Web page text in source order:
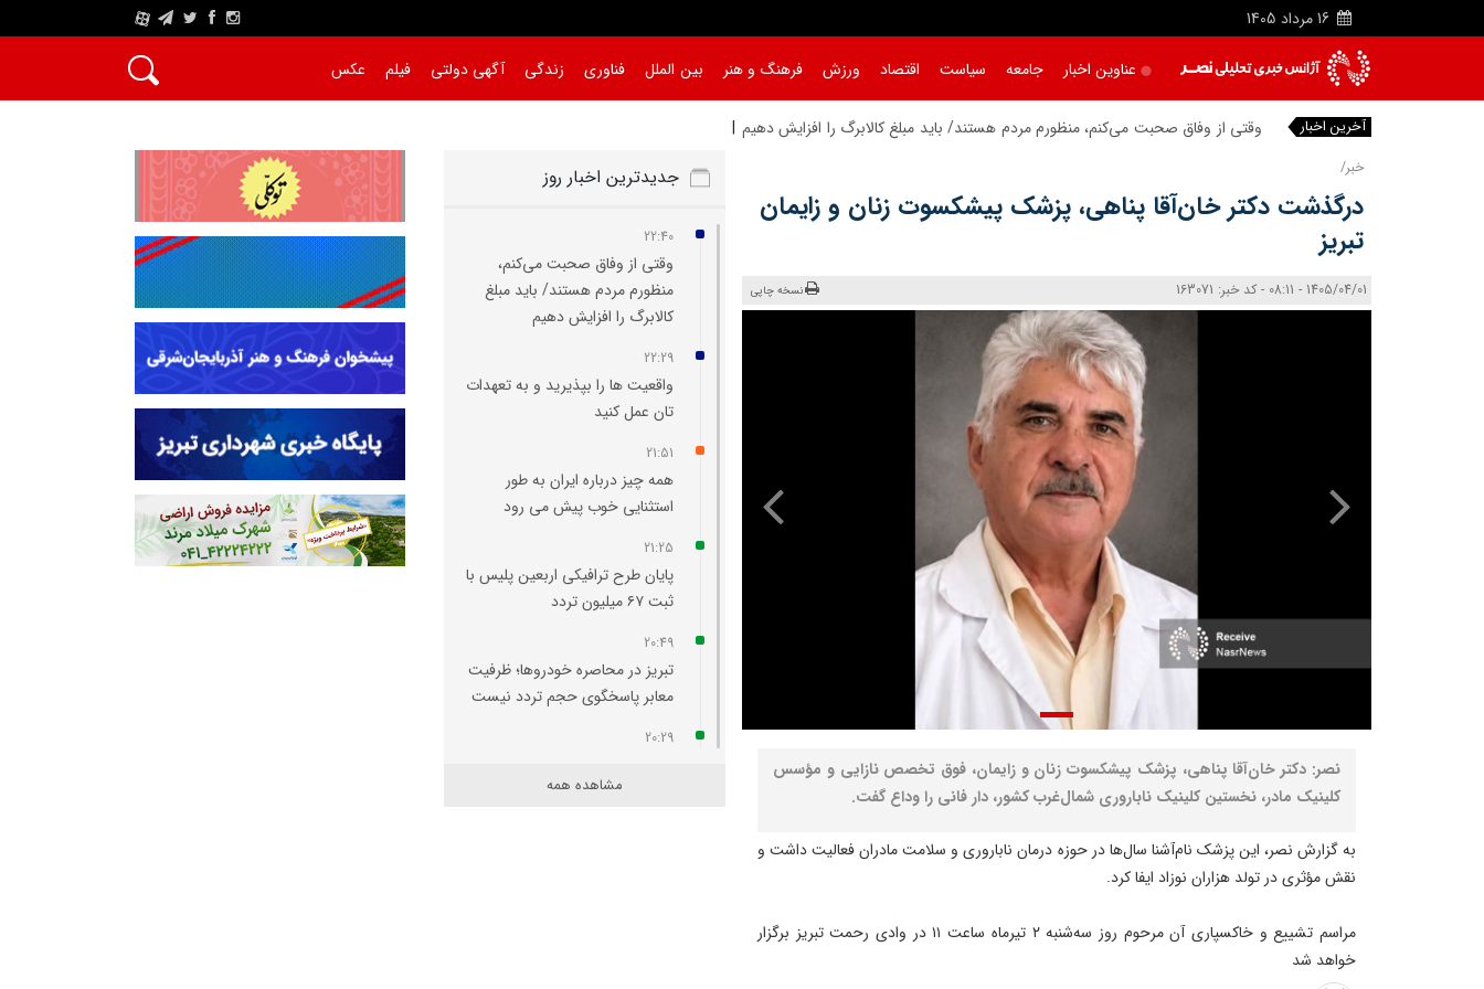
16 مرداد 1405
A
عناوین اخبار جامعه سیاست اقتصاد ورزش فرهنگ و هنر بین الملل فناوری زندگی آگهی دولتی فیلم عکس
آخرین اخبار وقتی از وفاق صحبت می‌کنم، منظورم مردم هستند/ باید مبلغ کالابرگ را افزایش دهی
خبر/
درگذشت دکتر خان‌آقا پناهی، پزشک پیشکسوت زنان و زایمان
تبریز
1405/04/01 - 08:11 - کد خبر: 163071 نسخه چاپی
نصر: دکتر خان‌آقا پناهی، پزشک پیشکسوت زنان و زایمان، فوق تخصص نازایی و مؤسس
کلینیک مادر، نخستین کلینیک ناباروری شمال‌غرب کشور، دار فانی را وداع گفت.
به گزارش نصر، این پزشک نام‌آشنا سال‌ها در حوزه درمان ناباروری و سلامت مادران فعالیت داشت و
نقش مؤثری در تولد هزاران نوزاد ایفا کرد.
مراسم تشییع و خاکسپاری آن مرحوم روز سه‌شنبه ۲ تیرماه ساعت ۱۱ در وادی رحمت تبریز برگزار
خواهد شد
جدیدترین اخبار روز
22:40
وقتی از وفاق صحبت می‌کنم،
منظورم مردم هستند/ باید مبلغ
کالابرگ را افزایش دهیم
22:29
واقعیت‌ ها را بپذیرید و به تعهدات‌
تان عمل کنید
21:51
همه چیز درباره ایران به طور
استثنایی خوب پیش می‌ رود
21:25
پایان طرح ترافیکی اربعین پلیس با
ثبت ۶۷ میلیون تردد
20:49
تبریز در محاصره خودروها؛ ظرفیت
معابر پاسخگوی حجم تردد نیست
20:29
محله لک‌ لکلر تبریز مهار شد
مشاهده همه